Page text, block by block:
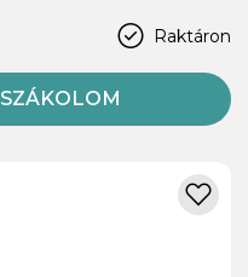
Raktáron
SZÁKOLOM